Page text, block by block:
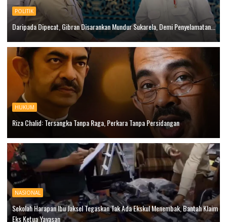
POLITIK
Daripada Dipecat, Gibran Disarankan Mundur Sukarela, Demi Penyelamatan...
HUKUM
Riza Chalid: Tersangka Tanpa Raga, Perkara Tanpa Persidangan
NASIONAL
Sekolah Harapan Ibu Jaksel Tegaskan Tak Ada Ekskul Menembak, Bantah Klaim
Eks Ketua Yayasan